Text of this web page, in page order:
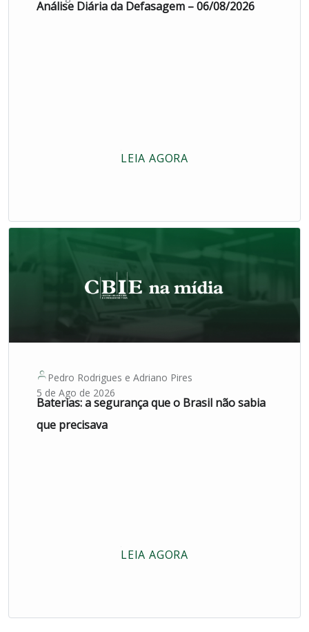
Análise Diária da Defasagem – 06/08/2026
LEIA AGORA
Pedro Rodrigues e Adriano Pires
5 de Ago de 2026
Baterias: a segurança que o Brasil não sabia
que precisava
LEIA AGORA